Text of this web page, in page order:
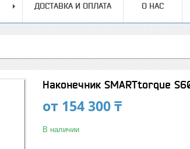
ДОСТАВКА И ОПЛАТА О НАС
Наконечник SMARTtorque
от 154 300 ₸
В наличии